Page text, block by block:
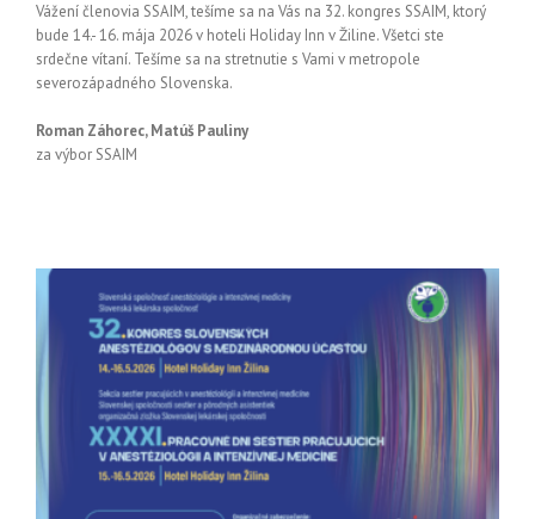
Vážení členovia SSAIM, tešíme sa na Vás na 32. kongres SSAIM, ktorý
bude 14.- 16. mája 2026 v hoteli Holiday Inn v Žiline. Všetci ste
srdečne vítaní. Tešíme sa na stretnutie s Vami v metropole
severozápadného Slovenska.
Roman Záhorec, Matúš Pauliny
za výbor SSAIM